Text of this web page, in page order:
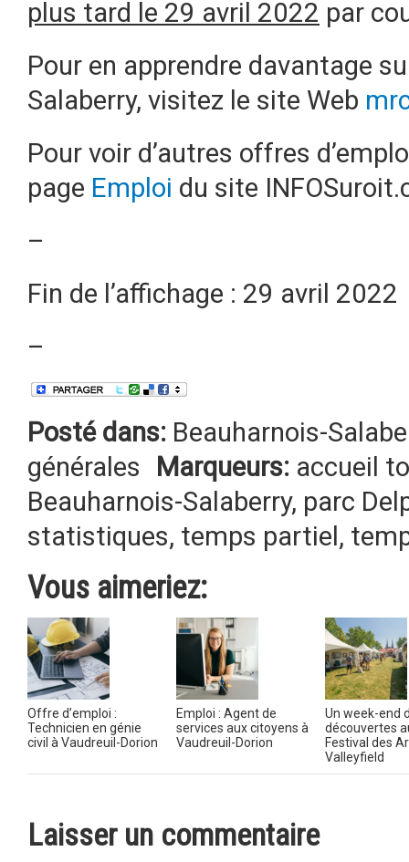
plus tard le 29 avril 2022 par
Pour en apprendre davantage
Salaberry, visitez le site Web
Pour voir d’autres offres
page Emploi du site
–
Fin de l’affichage : 29 avril 2022
–
Posté dans: Beauharnois-
générales
Marqueurs: accueil
Beauharnois-Salaberry, parc
statistiques, temps partiel,
Vous aimeriez:
Offre d’emploi :
Technicien en génie
civil à Vaudreuil-Dorion
Emploi : Agent de
services aux citoyens à
Vaudreuil-Dorion
Un week-end
découvertes
Festival des
Valleyfield
Laisser un commentaire